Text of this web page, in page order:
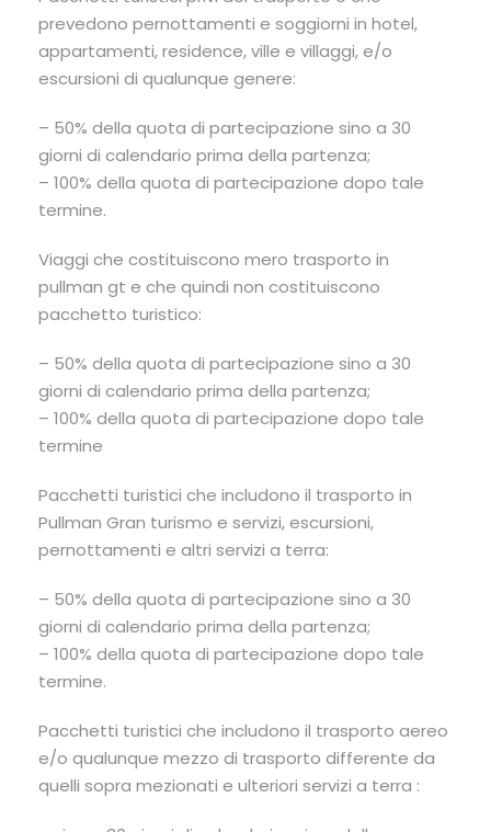
prevedono pernottamenti e soggiorni in hotel,
appartamenti, residence, ville e villaggi, e/o
escursioni di qualunque genere:
– 50% della quota di partecipazione sino a 30
giorni di calendario prima della partenza;
– 100% della quota di partecipazione dopo tale
termine.
Viaggi che costituiscono mero trasporto in
pullman gt e che quindi non costituiscono
pacchetto turistico:
– 50% della quota di partecipazione sino a 30
giorni di calendario prima della partenza;
– 100% della quota di partecipazione dopo tale
termine
Pacchetti turistici che includono il trasporto in
Pullman Gran turismo e servizi, escursioni,
pernottamenti e altri servizi a terra:
– 50% della quota di partecipazione sino a 30
giorni di calendario prima della partenza;
– 100% della quota di partecipazione dopo tale
termine.
Pacchetti turistici che includono il trasporto aereo
e/o qualunque mezzo di trasporto differente da
quelli sopra mezionati e ulteriori servizi a terra :